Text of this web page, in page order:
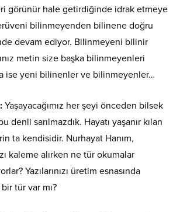
görünür hale getirdiğinde idrak etmeye
bilinmeyenden bilinene doğru
devam ediyor. Bilinmeyeni bilinir
metin size başka bilinmeyenleri
ise yeni bilinenler ve bilinmeyenler…
Yaşayacağımız her şeyi önceden bilsek
denli sarılmazdık. Hayatı yaşanır kılan
ta kendisidir. Nurhayat Hanım,
kaleme alırken ne tür okumalar
Yazılarınızı üretim esnasında
tür var mı?